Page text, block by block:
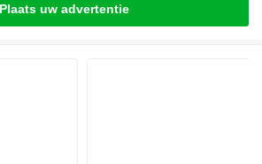
Plaats uw advertentie